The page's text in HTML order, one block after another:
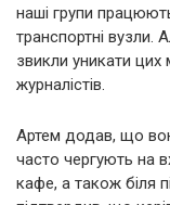
наші групи
транспортні вузли.
звикли уникати цих
журналістів.
Артем додав, що
часто чергують на
кафе, а також біля